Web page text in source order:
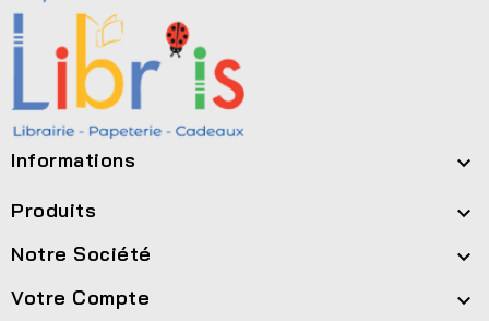
Informations 
Produits 
Notre Société 
Votre Compte 